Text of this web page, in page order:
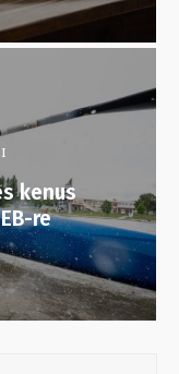
kenus
re